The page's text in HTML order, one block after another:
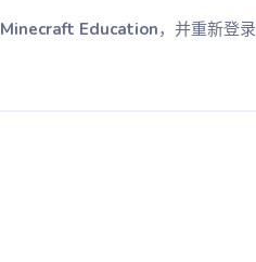
Minecraft Education，并重新登录